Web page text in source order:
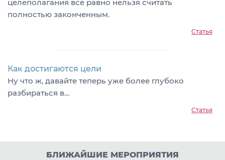
целеполагания всё равно нельзя считать
полностью законченным.
Статья
Как достигаются цели
Ну что ж, давайте теперь уже более глубоко
разбираться в…
Статья
БЛИЖАЙШИЕ МЕРОПРИЯТИЯ